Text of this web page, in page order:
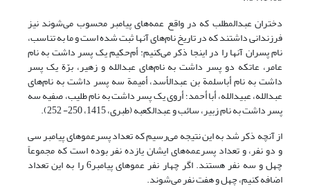
دختران عبدالمطلب که در واقع عمه‌های پیامبر محسوب می‌شوند نیز
فرزندانی داشتند که در تاریخ نام‌های آنها ثبت شده است و ما به تناسب،
نام پسران آنها را در اینجا ذکر می‌کنیم: أم‌حکیم یک پسر داشت به نام
عامر، عاتکه دو پسر داشت به نام‌های عبدالله و زهیر، برّة یک پسر
داشت به نام أباسلمة بن عبدالأسد، أمیمة سه پسر داشت به نام‌های
عبدالله، عبیدالله، أبا أحمد؛ أروی یک پسر داشت به نام طلیب، صفیه سه
پسر داشت به نام زبیر، سائب و عبدالکعبه (طبری، 1415، 250- 252).
از آنچه ذکر شد به این نتیجه می‌رسیم که تعداد پسرعموهای پیامبر سی
و دو نفر، و تعداد پسرعمه‌های ایشان یازده نفر بوده است که مجموعاً
چهل و سه نفر هستند. اگر چهار نفر عموهای پیامبر6 را به این تعداد
اضافه کنیم، چهل و هفت نفر می‌شوند.